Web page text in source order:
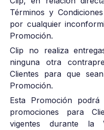
Términos y
por cualquier
Promoción.
Clip no realiza
ninguna otra
Clientes para que
Promoción.
Esta Promoción
promociones para
vigentes durante la